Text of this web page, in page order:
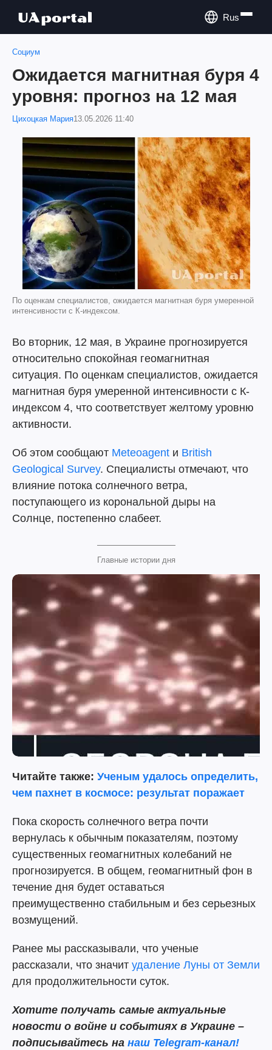
Rus
Социум
Ожидается магнитная буря 4
уровня: прогноз на 12 мая
Цихоцкая Мария13.05.2026 11:40
По оценкам специалистов, ожидается магнитная буря умеренной
интенсивности с К-индексом.
Во вторник, 12 мая, в Украине прогнозируется
относительно спокойная геомагнитная
ситуация. По оценкам специалистов, ожидается
магнитная буря умеренной интенсивности с К-
индексом 4, что соответствует желтому уровню
активности.
Об этом сообщают Meteoagent и British
Geological Survey. Специалисты отмечают, что
влияние потока солнечного ветра,
поступающего из корональной дыры на
Солнце, постепенно слабеет.
Главные истории дня
Читайте также: Ученым удалось определить,
чем пахнет в космосе: результат поражает
Пока скорость солнечного ветра почти
вернулась к обычным показателям, поэтому
существенных геомагнитных колебаний не
прогнозируется. В общем, геомагнитный фон в
течение дня будет оставаться
преимущественно стабильным и без серьезных
возмущений.
Ранее мы рассказывали, что ученые
рассказали, что значит удаление Луны от Земли
для продолжительности суток.
Хотите получать самые актуальные
новости о войне и событиях в Украине –
подписывайтесь на наш Telegram-канал!